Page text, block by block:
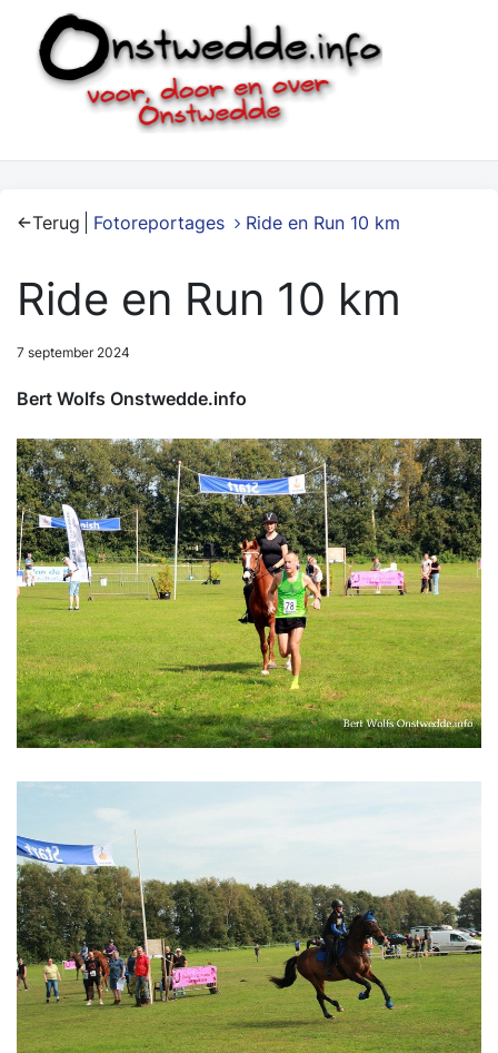
Terug Fotoreportages Ride en Run 10 km
Ride en Run 10 km
7 september 2024
Bert Wolfs Onstwedde.info